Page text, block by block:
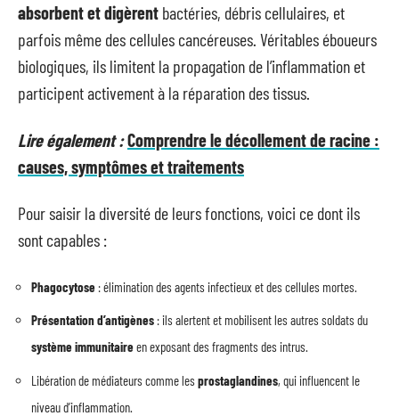
absorbent et digèrent bactéries, débris cellulaires, et
parfois même des cellules cancéreuses. Véritables éboueurs
biologiques, ils limitent la propagation de l’inflammation et
participent activement à la réparation des tissus.
Lire également :Comprendre le décollement de racine :
causes, symptômes et traitements
Pour saisir la diversité de leurs fonctions, voici ce dont ils
sont capables :
Phagocytose : élimination des agents infectieux et des cellules mortes.
Présentation d’antigènes : ils alertent et mobilisent les autres soldats du
système immunitaireen exposant des fragments des intrus.
Libération de médiateurs comme les prostaglandines, qui influencent le
niveau d’inflammation.